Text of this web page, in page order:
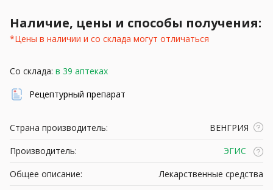
Наличие, цены и способы получения:
*Цены в наличии и со склада могут отличаться
Со склада: в 39 аптеках
Рецептурный препарат
Страна производитель:
ВЕНГРИЯ
Производитель:
ЭГИС
Общее описание:
Лекарственные средства